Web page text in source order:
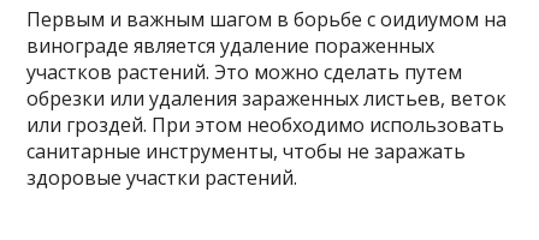
Первым и важным шагом в борьбе с оидиумом на
винограде является удаление пораженных
участков растений. Это можно сделать путем
обрезки или удаления зараженных листьев, веток
или гроздей. При этом необходимо использовать
санитарные инструменты, чтобы не заражать
здоровые участки растений.